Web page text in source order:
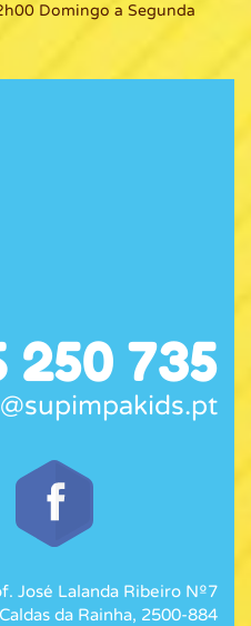
Domingo a Segunda
250 735
José Lalanda Ribeiro Nº7
Caldas da Rainha, 2500-884